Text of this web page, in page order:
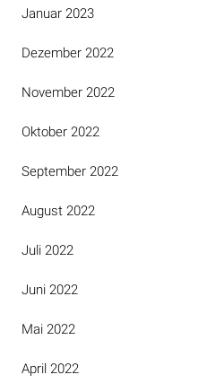
Januar 2023
Dezember 2022
November 2022
Oktober 2022
September 2022
August 2022
Juli 2022
Juni 2022
Mai 2022
April 2022